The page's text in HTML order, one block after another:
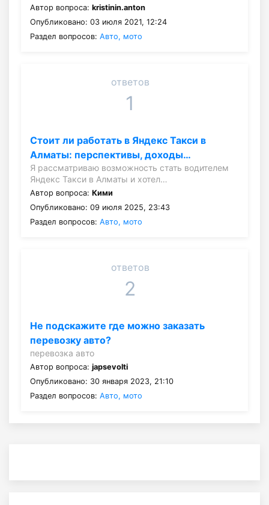
Автор вопроса: kristinin.anton
Опубликовано: 03 июля 2021, 12:24
Раздел вопросов: Авто, мото
ответов
1
Стоит ли работать в Яндекс Такси в
Алматы: перспективы, доходы…
Я рассматриваю возможность стать водителем
Яндекс Такси в Алматы и хотел…
Автор вопроса: Кими
Опубликовано: 09 июля 2025, 23:43
Раздел вопросов: Авто, мото
ответов
2
Не подскажите где можно заказать
перевозку авто?
перевозка авто
Автор вопроса: japsevolti
Опубликовано: 30 января 2023, 21:10
Раздел вопросов: Авто, мото